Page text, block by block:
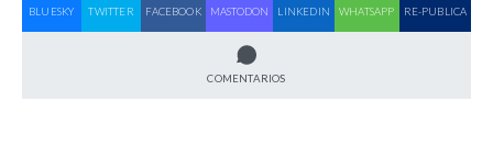
BLUESKY TWITTER FACEBOOK MASTODON LINKEDIN WHATSAPP RE-PUBLICA
COMENTARIOS